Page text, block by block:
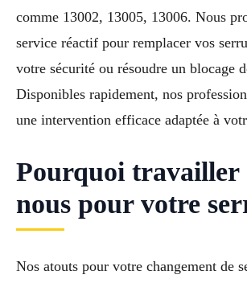
comme 13002, 13005, 13006. Nous
service réactif pour remplacer vos
votre sécurité ou résoudre un blocage
Disponibles rapidement, nos
une intervention efficace adaptée à
Pourquoi travailler
nous pour votre
Nos atouts pour votre changement de